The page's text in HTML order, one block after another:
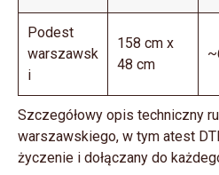
Podest
warszawsk
i
158 cm x
48 cm
Szczegółowy opis techniczny
warszawskiego, w tym atest
życzenie i dołączany do